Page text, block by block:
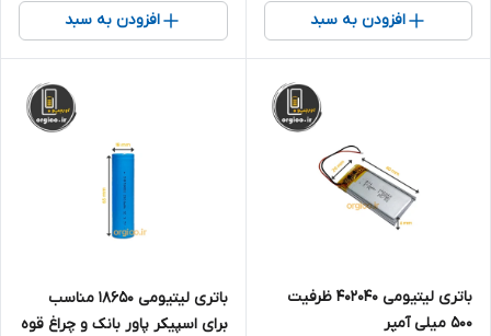
افزودن به سبد افزودن به سبد
باتری لیتیومی 402040 ظرفیت
500 میلی آمپر
باتری لیتیومی 18650 مناسب
برای اسپیکر پاور بانک و چراغ قوه